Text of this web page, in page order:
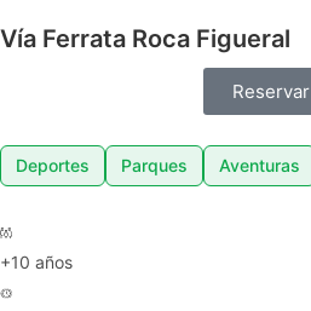
Vía Ferrata Roca Figueral
Reservar
Deportes Parques Aventuras
+10 años